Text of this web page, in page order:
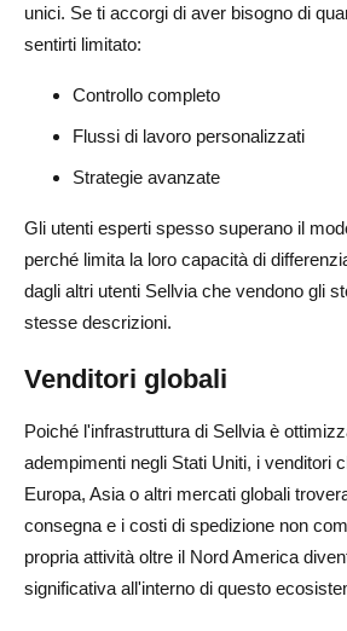
unici. Se ti accorgi di aver bisogno di
sentirti limitato:
Controllo completo
Flussi di lavoro personalizzati
Strategie avanzate
Gli utenti esperti spesso superano il
perché limita la loro capacità di
dagli altri utenti Sellvia che vendono gli
stesse descrizioni.
Venditori globali
Poiché l'infrastruttura di Sellvia è
adempimenti negli Stati Uniti, i venditori
Europa, Asia o altri mercati globali
consegna e i costi di spedizione non
propria attività oltre il Nord America
significativa all'interno di questo